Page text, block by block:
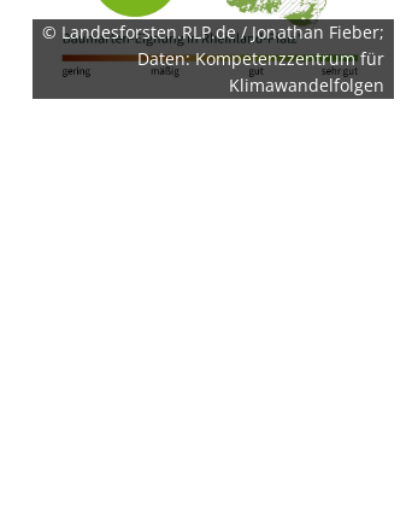
© Landesforsten.RLP.de / Jonathan Fieber;
Daten: Kompetenzzentrum für
Klimawandelfolgen
diesen externen Medien Cookies gesetzt.
YouTube